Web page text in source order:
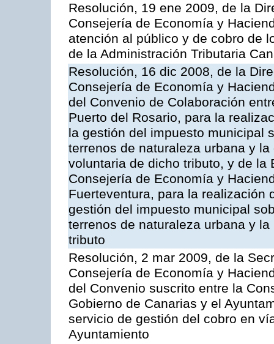
Resolución, 19 ene 2009, de la
Consejería de Economía y
atención al público y de cobro de
de la Administración Tributaria
Resolución, 16 dic 2008, de la
Consejería de Economía y
del Convenio de Colaboración
Puerto del Rosario, para la
la gestión del impuesto municipal
terrenos de naturaleza urbana y
voluntaria de dicho tributo, y de la
Consejería de Economía y
Fuerteventura, para la realización
gestión del impuesto municipal
terrenos de naturaleza urbana y
tributo
Resolución, 2 mar 2009, de la
Consejería de Economía y
del Convenio suscrito entre la
Gobierno de Canarias y el
servicio de gestión del cobro en
Ayuntamiento